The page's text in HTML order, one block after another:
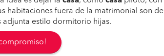
habitaciones fuera de la matrimonial son de
adjunta estilo dormitorio hijas.